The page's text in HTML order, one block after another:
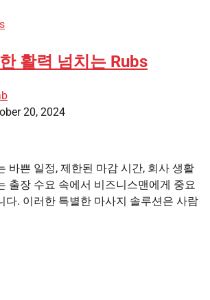
활력 넘치는 Rubs
20, 2024
바쁜 일정, 제한된 마감 시간, 회사 생활
출장 수요 속에서 비즈니스맨에게 중요
다. 이러한 특별한 마사지 솔루션은 사람